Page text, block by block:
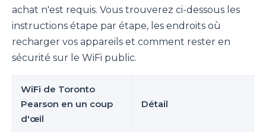
achat n'est requis. Vous trouverez ci-dessous les
instructions étape par étape, les endroits où
recharger vos appareils et comment rester en
sécurité sur le WiFi public.
WiFi de Toronto
Pearson en un coup
d'œil
Détail